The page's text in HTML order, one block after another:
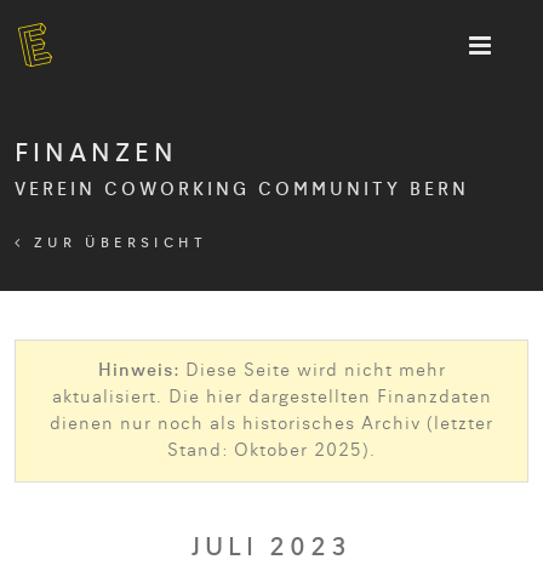
FINANZEN
VEREIN COWORKING COMMUNITY BERN
ZUR ÜBERSICHT
Hinweis: Diese Seite wird nicht mehr
aktualisiert. Die hier dargestellten Finanzdaten
dienen nur noch als historisches Archiv (letzter
Stand: Oktober 2025).
JULI 2023